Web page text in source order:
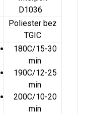
D1036
Poliester bez
TGIC
180C/15-30
min
190C/12-25
min
200C/10-20
min